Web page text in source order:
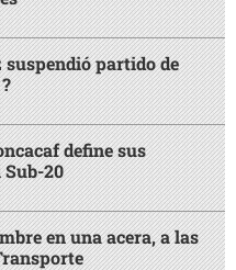
suspendió partido de
define sus
20
en una acera, a las